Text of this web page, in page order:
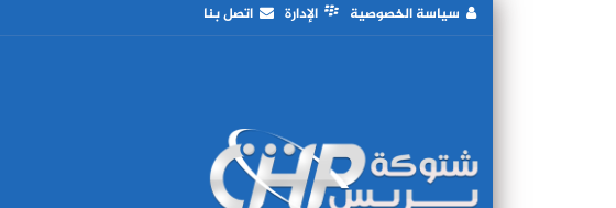
سياسة الخصوصية الإدارة اتصل بنا